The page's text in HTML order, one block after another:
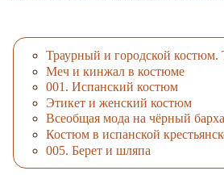
Траурный и городской костюм.
Меч и кинжал в костюме
001. Испанский костюм
Этикет и женский костюм
Всеобщая мода на чёрный
Костюм в испанской
005. Берет и шляпа